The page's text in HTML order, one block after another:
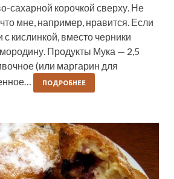
сахарной корочкой сверху. Не
мне, например, нравится. Если
кислинкой, вместо черники
Продукты Мука — 2,5
(или маргарин для
ПОДРОБНЕЕ